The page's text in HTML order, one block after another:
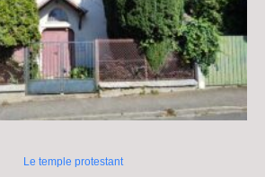
Le temple protestant